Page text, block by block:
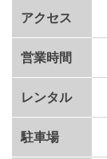
アクセス
営業時間
レンタル
駐車場